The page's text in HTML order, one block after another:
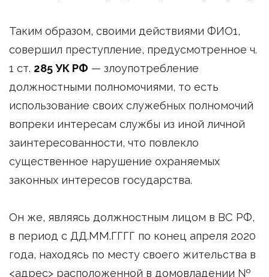
Таким образом, своими действиями ФИО1,
совершил преступление, предусмотренное ч.
1 ст. 285 УК РФ — злоупотребление
должностными полномочиями, то есть
использование своих служебных полномочий
вопреки интересам службы из иной личной
заинтересованности, что повлекло
существенное нарушение охраняемых
законных интересов государства.
Он же, являясь должностным лицом в ВС РФ,
в период с ДД.ММ.ГГГГ по конец апреля 2020
года, находясь по месту своего жительства в
<адрес> расположенной в домовладении №